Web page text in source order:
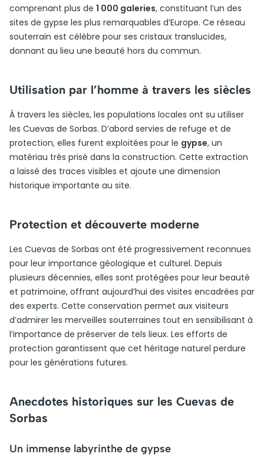
comprenant plus de 1 000 galeries, constituant l’un des
sites de gypse les plus remarquables d’Europe. Ce réseau
souterrain est célèbre pour ses cristaux translucides,
donnant au lieu une beauté hors du commun.
Utilisation par l’homme à travers les siècles
À travers les siècles, les populations locales ont su utiliser
les Cuevas de Sorbas. D’abord servies de refuge et de
protection, elles furent exploitées pour le gypse, un
matériau très prisé dans la construction. Cette extraction
a laissé des traces visibles et ajoute une dimension
historique importante au site.
Protection et découverte moderne
Les Cuevas de Sorbas ont été progressivement reconnues
pour leur importance géologique et culturel. Depuis
plusieurs décennies, elles sont protégées pour leur beauté
et patrimoine, offrant aujourd’hui des visites encadrées par
des experts. Cette conservation permet aux visiteurs
d’admirer les merveilles souterraines tout en sensibilisant à
l’importance de préserver de tels lieux. Les efforts de
protection garantissent que cet héritage naturel perdure
pour les générations futures.
Anecdotes historiques sur les Cuevas de
Sorbas
Un immense labyrinthe de gypse